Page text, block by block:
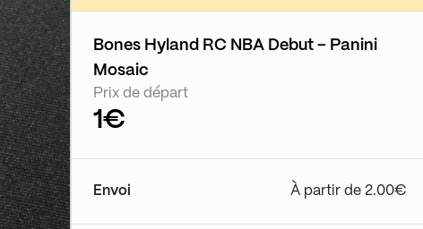
Bones Hyland RC NBA Debut – Panini
Mosaic
Prix de départ
1€
Envoi À partir de 2.00€